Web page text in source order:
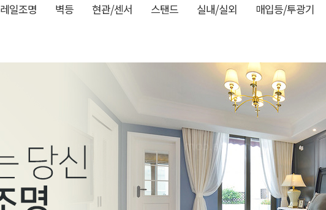
레일조명 벽등 현관/센서 스탠드 실내/실외 매입등/투광기